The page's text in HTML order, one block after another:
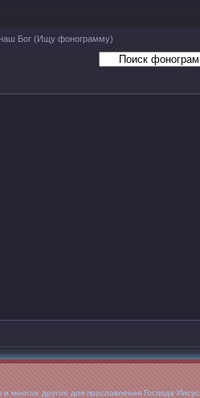
Бог (Ищу фонограмму)
другое для прославления Господа